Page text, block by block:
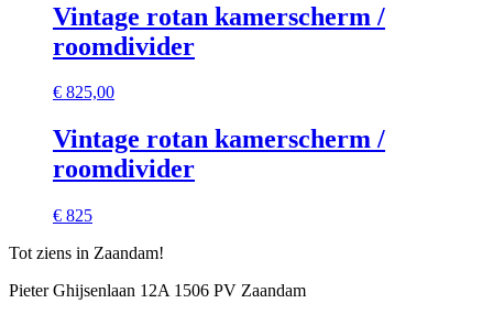
Vintage rotan kamerscherm /
roomdivider
€ 825,00
Vintage rotan kamerscherm /
roomdivider
€ 825
Tot ziens in Zaandam!
Pieter Ghijsenlaan 12A 1506 PV Zaandam